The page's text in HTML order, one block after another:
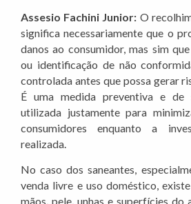
Assesio Fachini Junior: O
significa necessariamente que o
danos ao consumidor, mas sim
ou identificação de não
controlada antes que possa gerar
É uma medida preventiva e de
utilizada justamente para
consumidores enquanto a
realizada.
No caso dos saneantes,
venda livre e uso doméstico,
mãos, pele, unhas e superfícies do